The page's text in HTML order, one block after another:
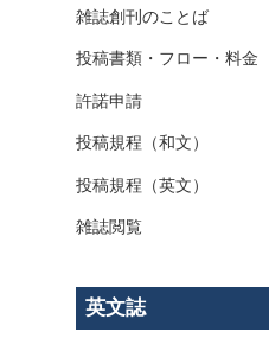
雑誌創刊のことば
投稿書類・フロー・料金
許諾申請
投稿規程（和文）
投稿規程（英文）
雑誌閲覧
英文誌